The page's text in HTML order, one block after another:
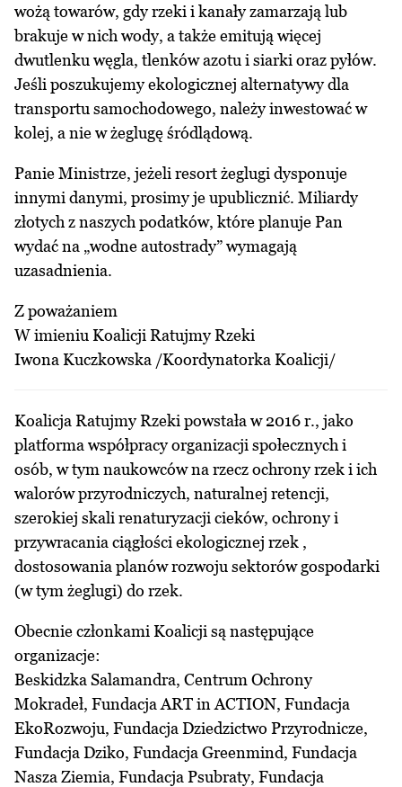
wożą towarów, gdy rzeki i kanały zamarzają lub
brakuje w nich wody, a także emitują więcej
dwutlenku węgla, tlenków azotu i siarki oraz pyłów.
Jeśli poszukujemy ekologicznej alternatywy dla
transportu samochodowego, należy inwestować w
kolej, a nie w żeglugę śródlądową.
Panie Ministrze, jeżeli resort żeglugi dysponuje
innymi danymi, prosimy je upublicznić. Miliardy
złotych z naszych podatków, które planuje Pan
wydać na „wodne autostrady” wymagają
uzasadnienia.
Z poważaniem
W imieniu Koalicji Ratujmy Rzeki
Iwona Kuczkowska /Koordynatorka Koalicji/
Koalicja Ratujmy Rzeki powstała w 2016 r., jako
platforma współpracy organizacji społecznych i
osób, w tym naukowców na rzecz ochrony rzek i ich
walorów przyrodniczych, naturalnej retencji,
szerokiej skali renaturyzacji cieków, ochrony i
przywracania ciągłości ekologicznej rzek ,
dostosowania planów rozwoju sektorów gospodarki
(w tym żeglugi) do rzek.
Obecnie członkami Koalicji są następujące
organizacje:
Beskidzka Salamandra, Centrum Ochrony
Mokradeł, Fundacja ART in ACTION, Fundacja
EkoRozwoju, Fundacja Dziedzictwo Przyrodnicze,
Fundacja Dziko, Fundacja Greenmind, Fundacja
Nasza Ziemia, Fundacja Psubraty, Fundacja